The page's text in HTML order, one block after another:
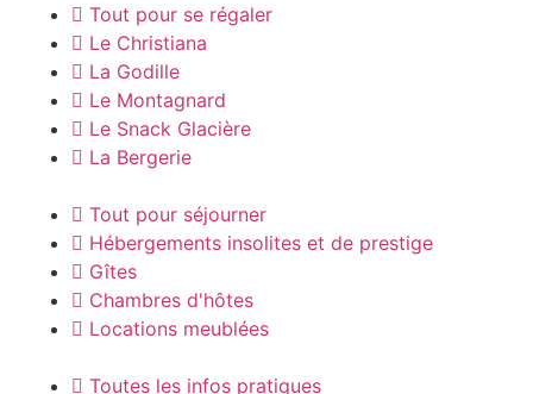
Tout pour se régaler
Le Christiana
La Godille
Le Montagnard
Le Snack Glacière
La Bergerie
Tout pour séjourner
Hébergements insolites et de prestige
Gîtes
Chambres d'hôtes
Locations meublées
Toutes les infos pratiques